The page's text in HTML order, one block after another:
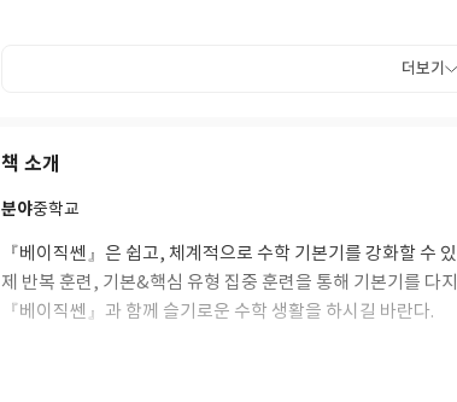
더보기
책 소개
분야중학교
『베이직쎈』은 쉽고, 체계적으로 수학 기본기를 강화할 수
제 반복 훈련, 기본&핵심 유형 집중 훈련을 통해 기본기를 다
『베이직쎈』과 함께 슬기로운 수학 생활을 하시길 바란다.